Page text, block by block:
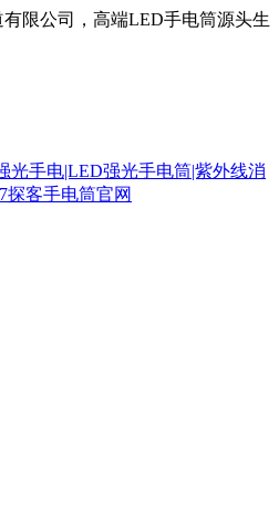
限公司，高端LED手电筒源头生